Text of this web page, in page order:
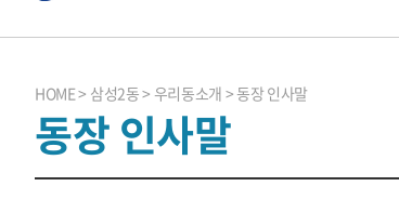
HOME 삼성2동 우리동소개 동장 인사말
동장 인사말